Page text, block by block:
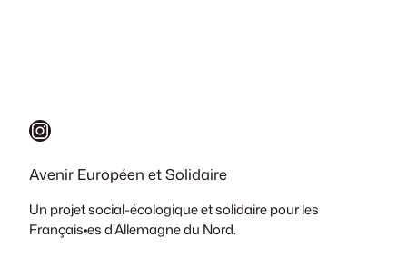
Instagram
Avenir Européen et Solidaire
Un projet social-écologique et solidaire pour les
Français•es d’Allemagne du Nord.